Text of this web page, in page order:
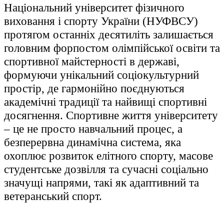
Національний університет фізичного
виховання і спорту України (НУФВСУ)
протягом останніх десятиліть залишається
головним форпостом олімпійської освіти та
спортивної майстерності в державі,
формуючи унікальний соціокультурний
простір, де гармонійно поєднуються
академічні традиції та найвищі спортивні
досягнення. Спортивне життя університету
– це не просто навчальний процес, а
безперервна динамічна система, яка
охоплює розвиток елітного спорту, масове
студентське дозвілля та сучасні соціально
значущі напрями, такі як адаптивний та
ветеранський спорт.